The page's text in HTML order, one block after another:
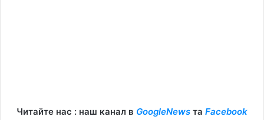
Читайте нас : наш канал в GoogleNews та Facebook